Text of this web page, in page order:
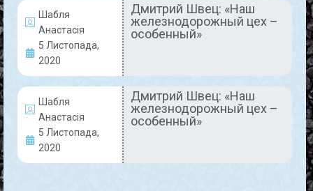
Шабля
Анастасія
5 Листопада,
2020
Дмитрий Швец: «Наш
железнодорожный цех –
особенный»
Шабля
Анастасія
5 Листопада,
2020
Дмитрий Швец: «Наш
железнодорожный цех –
особенный»
65 лет творческого пути…
5-го ноября 2020 года «ЗМ» исполнилось ровно
65 лет… Именно столько лет назад в свет вышел
первый выпуск нашего печатного издания. Он
был совершенно